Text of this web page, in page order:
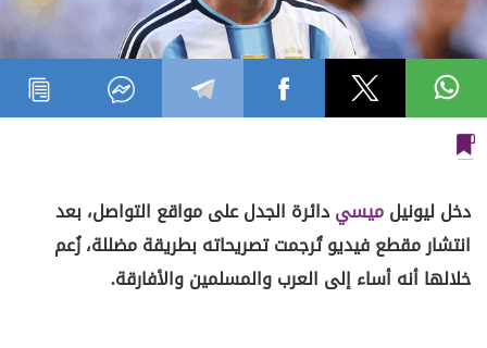
دخل ليونيلميسيدائرة الجدل على مواقع التواصل، بعد
انتشار مقطع فيديو تُرجمت تصريحاته بطريقة مضللة، زُعم
خلالها أنه أساء إلى العرب والمسلمين والأفارقة.